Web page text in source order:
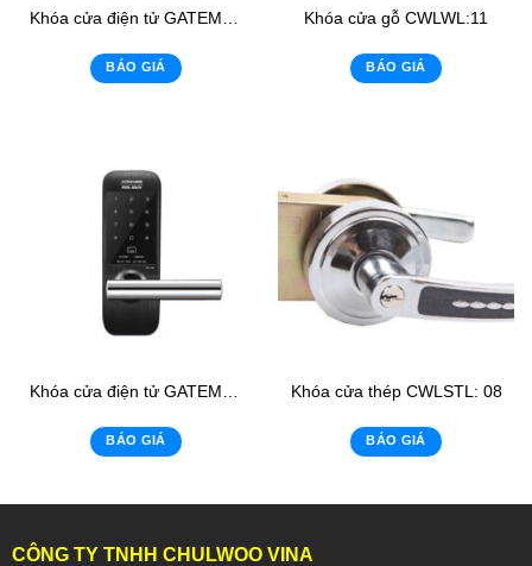
Khóa cửa điện tử GATEMAN WK-20
BÁO GIÁ
Khóa cửa gỗ CWLWL:11
BÁO GIÁ
Khóa cửa điện tử GATEMAN WG-100
BÁO GIÁ
Khóa cửa thép CWLSTL: 08
BÁO GIÁ
CÔNG TY TNHH CHULWOO VINA